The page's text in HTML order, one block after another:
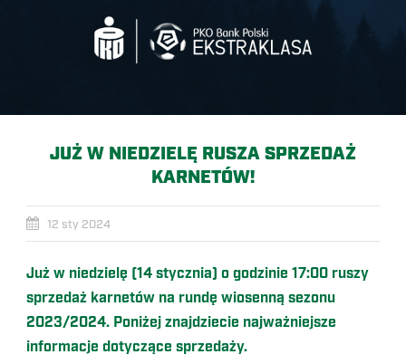
JUŻ W NIEDZIELĘ RUSZA SPRZEDAŻ
KARNETÓW!
12 sty 2024
Już w niedzielę (14 stycznia) o godzinie 17:00 ruszy
sprzedaż karnetów na rundę wiosenną sezonu
2023/2024. Poniżej znajdziecie najważniejsze
informacje dotyczące sprzedaży.